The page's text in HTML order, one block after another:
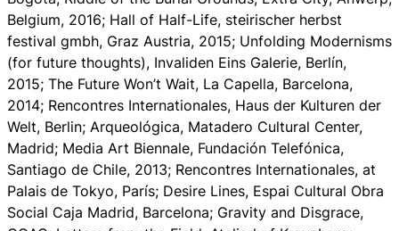
Belgium, 2016; Hall of Half-Life, steirischer herbst
festival gmbh, Graz Austria, 2015; Unfolding Modernisms
(for future thoughts), Invaliden Eins Galerie, Berlín,
2015; The Future Won’t Wait, La Capella, Barcelona,
2014; Rencontres Internationales, Haus der Kulturen der
Welt, Berlin; Arqueológica, Matadero Cultural Center,
Madrid; Media Art Biennale, Fundación Telefónica,
Santiago de Chile, 2013; Rencontres Internationales, at
Palais de Tokyo, París; Desire Lines, Espai Cultural Obra
Social Caja Madrid, Barcelona; Gravity and Disgrace,